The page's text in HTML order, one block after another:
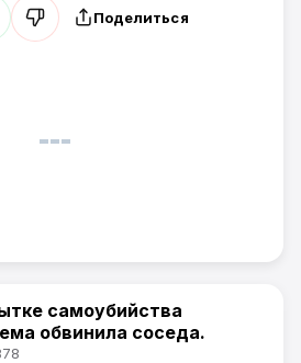
Поделиться
самоубийства
обвинила соседа.